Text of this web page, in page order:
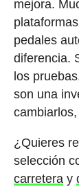
mejora.
pedales
diferencia.
los
son una
¿Quieres
selección
carreteray